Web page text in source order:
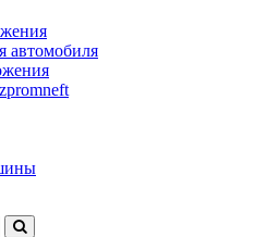
автомобиля